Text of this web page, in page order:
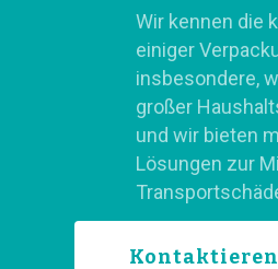
Wir kennen die
einiger
insbesondere,
großer
und wir bieten
Lösungen zur
Kontaktieren